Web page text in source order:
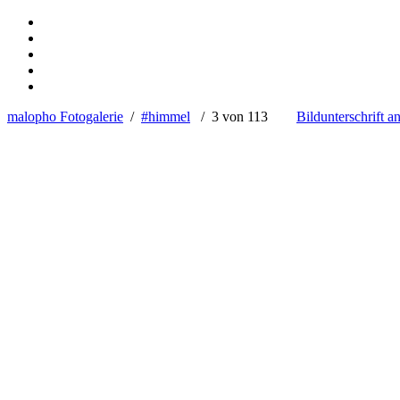
malopho Fotogalerie / #himmel / 3 von 113 Bildunterschrift